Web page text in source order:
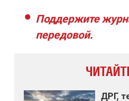
Поддержите
передовой.
ДРГ,